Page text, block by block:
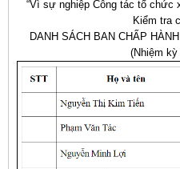
“Vì sự nghiệp Công tác tổ chức
Kiểm tra
DANH SÁCH BAN CHẤP
(Nhiệm kỳ